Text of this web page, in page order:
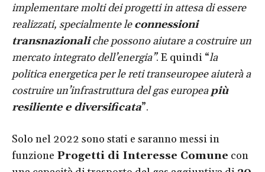
implementare molti dei progetti in attesa di essere
realizzati, specialmente leconnessioni
transnazionaliche possono aiutare a costruire un
mercato integrato dell’energia”. E quindi “la
politica energetica per le reti transeuropee aiuterà a
costruire un’infrastruttura del gas europeapiù
resiliente e diversificata”.
Solo nel 2022 sono stati e saranno messi in
funzione Progetti di Interesse Comune con